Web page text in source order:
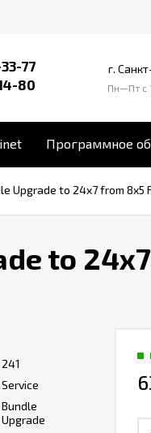
77
80
г.
Пн—Пт c
Программное
Upgrade to 24x7 from 8x5
to
241
Service
Bundle
Upgrade